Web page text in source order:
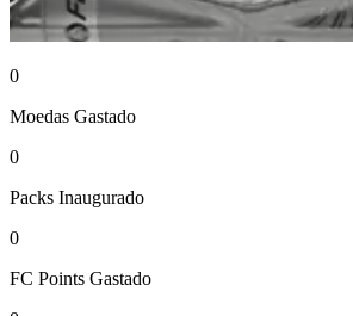
0
Moedas Gastado
0
Packs Inaugurado
0
FC Points Gastado